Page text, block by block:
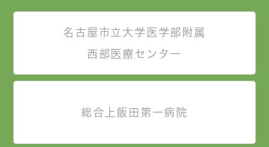
名古屋市立大学医学部附属
西部医療センター
総合上飯田第一病院